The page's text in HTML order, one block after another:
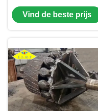
Rolkegel voor
Horizontale
Vind de beste prijs